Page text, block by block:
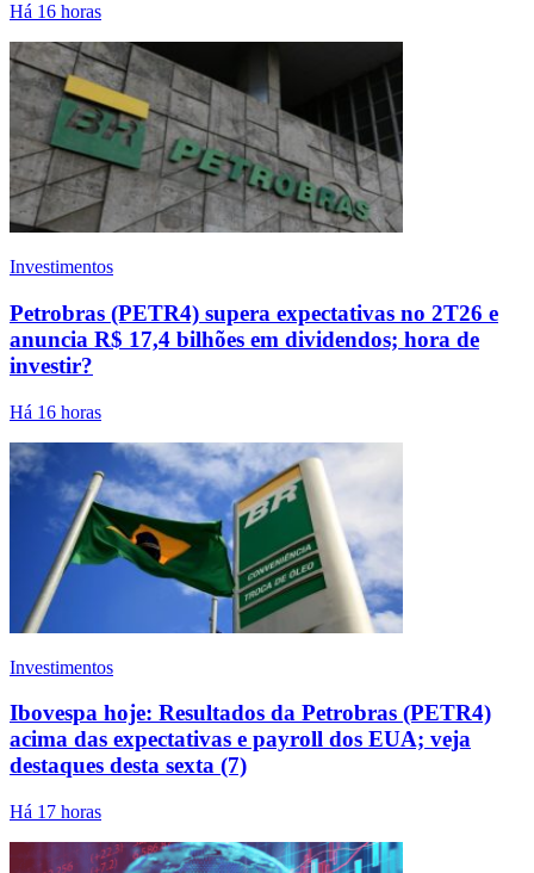
Há 16 horas
Investimentos
Petrobras (PETR4) supera expectativas no 2T26 e
anuncia R$ 17,4 bilhões em dividendos; hora de
investir?
Há 16 horas
Investimentos
Ibovespa hoje: Resultados da Petrobras (PETR4)
acima das expectativas e payroll dos EUA; veja
destaques desta sexta (7)
Há 17 horas